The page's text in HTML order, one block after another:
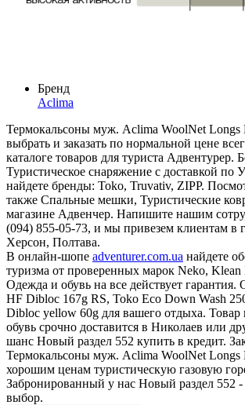
Бренд
Aclima
Термокальсоны муж. Aclima WoolNet Longs
выбрать и заказать по нормальной цене
каталоге товаров для туриста Адвентурер.
Туристическое снаряжение с доставкой по
найдете бренды: Toko, Truvativ, ZIPP.
также Спальные мешки, Туристические
магазине Адвенчер. Напишите нашим
(094) 855-05-73, и мы привезем клиентам в
Херсон, Полтава.
В онлайн-шопе adventurer.com.ua найдете
туризма от проверенных марок Neko,
Одежда и обувь на все действует
HF Dibloc 167g RS, Toko Eco Down Wash
Dibloc yellow 60g для вашего отдыха. Товар
обувь срочно доставится в Николаев или
шанс Новый раздел 552 купить в кредит.
Термокальсоны муж. Aclima WoolNet Longs
хорошим ценам туристическую газовую
Забронированный у нас Новый раздел 552
выбор.